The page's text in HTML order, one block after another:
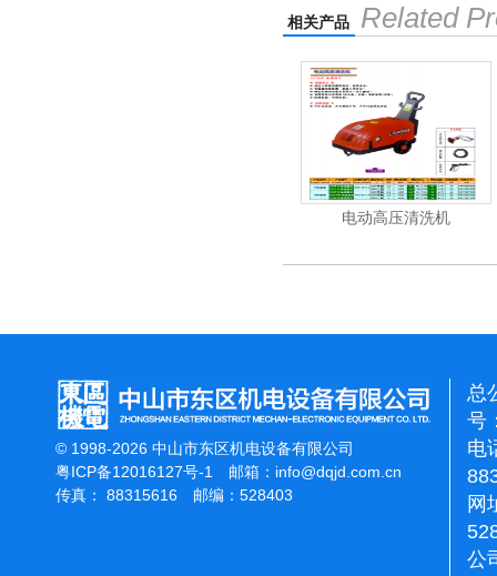
相关产品 Related
电动高压清洗机
© 1998-2026 中山市东区机电设备有限公司
粤ICP备12016127号-1
邮箱： info@dqjd.com.cn
传真： 88315616 邮编：528403
总
号
电
网
公